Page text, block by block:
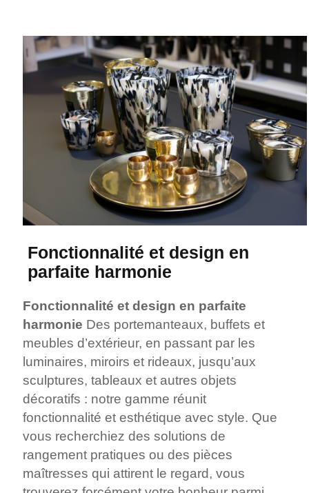
Fonctionnalité et design en
parfaite harmonie
Fonctionnalité et design en parfaite
harmonie Des portemanteaux, buffets et
meubles d’extérieur, en passant par les
luminaires, miroirs et rideaux, jusqu’aux
sculptures, tableaux et autres objets
décoratifs : notre gamme réunit
fonctionnalité et esthétique avec style. Que
vous recherchiez des solutions de
rangement pratiques ou des pièces
maîtresses qui attirent le regard, vous